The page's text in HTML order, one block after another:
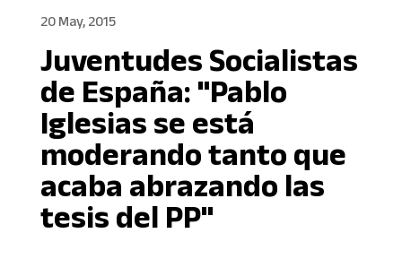
20 May, 2015
Juventudes Socialistas
de España: "Pablo
Iglesias se está
moderando tanto que
acaba abrazando las
tesis del PP"